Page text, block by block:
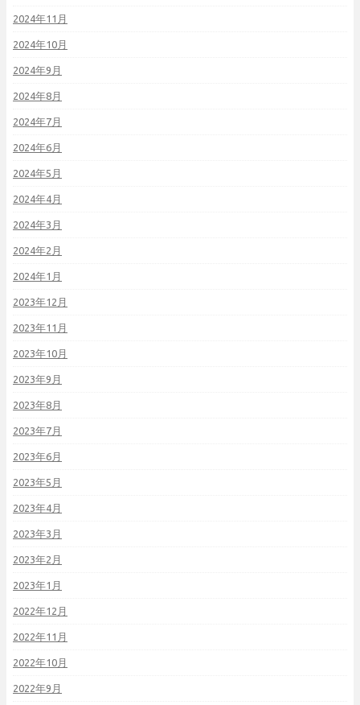
2024年11月
2024年10月
2024年9月
2024年8月
2024年7月
2024年6月
2024年5月
2024年4月
2024年3月
2024年2月
2024年1月
2023年12月
2023年11月
2023年10月
2023年9月
2023年8月
2023年7月
2023年6月
2023年5月
2023年4月
2023年3月
2023年2月
2023年1月
2022年12月
2022年11月
2022年10月
2022年9月